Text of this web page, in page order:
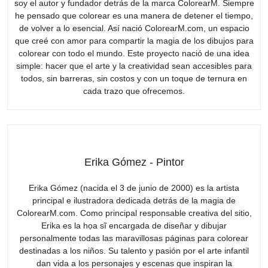
soy el autor y fundador detrás de la marca ColorearM. Siempre
he pensado que colorear es una manera de detener el tiempo,
de volver a lo esencial. Así nació ColorearM.com, un espacio
que creé con amor para compartir la magia de los dibujos para
colorear con todo el mundo. Este proyecto nació de una idea
simple: hacer que el arte y la creatividad sean accesibles para
todos, sin barreras, sin costos y con un toque de ternura en
cada trazo que ofrecemos.
Erika Gómez - Pintor
Erika Gómez (nacida el 3 de junio de 2000) es la artista
principal e ilustradora dedicada detrás de la magia de
ColorearM.com. Como principal responsable creativa del sitio,
Erika es la họa sĩ encargada de diseñar y dibujar
personalmente todas las maravillosas páginas para colorear
destinadas a los niños. Su talento y pasión por el arte infantil
dan vida a los personajes y escenas que inspiran la